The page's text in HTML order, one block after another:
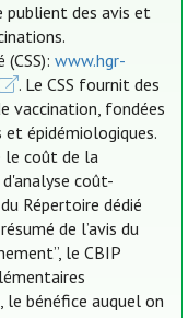
publient des avis et
(CSS):www.hgr-
. Le CSS fournit des
vaccination, fondées
épidémiologiques.
le coût de la
coût-
Répertoire dédié
de l’avis du
le CBIP
le bénéfice auquel on